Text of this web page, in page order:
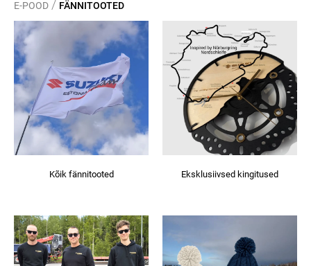
E-POOD / FÄNNITOOTED
Kõik fännitooted Eksklusiivsed kingitused